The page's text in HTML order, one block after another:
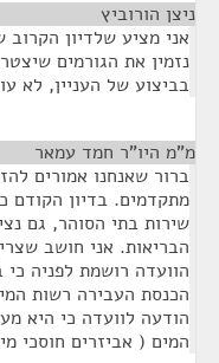
ניצן הורוביץ
אני מציע שלדיון
נזמין את הגורמים
בביצוע של העניין, לא
מ"מ היו"ר חמד עמאר
ברור שאנחנו אמורים
מתקדמים. בדיון הקודם
שירות בתי הסוהר, גם
הבריאות. אני חושב
הוועדה רושמת לפניה כי
הכנסת העבירה רשות
הודעה לוועדה כי היא
המים ( אביזרים חוסכי